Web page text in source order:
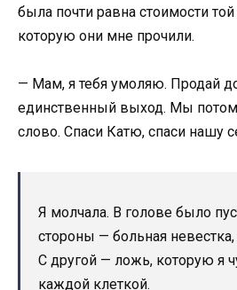
была почти равна стоимости
которую они мне прочили.
— Мам, я тебя умоляю. Продай
единственный выход. Мы
слово. Спаси Катю, спаси нашу
Я молчала. В голове было
стороны — больная
С другой — ложь, которую я
каждой клеткой.